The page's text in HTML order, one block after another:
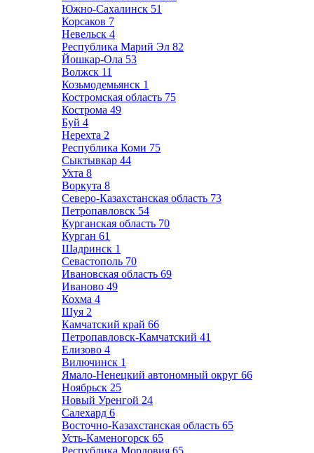
Южно-Сахалинск 51
Корсаков 7
Невельск 4
Республика Марий Эл 82
Йошкар-Ола 53
Волжск 11
Козьмодемьянск 1
Костромская область 75
Кострома 49
Буй 4
Нерехта 2
Республика Коми 75
Сыктывкар 44
Ухта 8
Воркута 8
Северо-Казахстанская область 73
Петропавловск 54
Курганская область 70
Курган 61
Шадринск 1
Севастополь 70
Ивановская область 69
Иваново 49
Кохма 4
Шуя 2
Камчатский край 66
Петропавловск-Камчатский 41
Елизово 4
Вилючинск 1
Ямало-Ненецкий автономный округ 66
Ноябрьск 25
Новый Уренгой 24
Салехард 6
Восточно-Казахстанская область 65
Усть-Каменогорск 65
Республика Мордовия 65